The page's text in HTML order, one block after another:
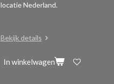
locatie Nederland.
Bekijk details
In winkelwagen